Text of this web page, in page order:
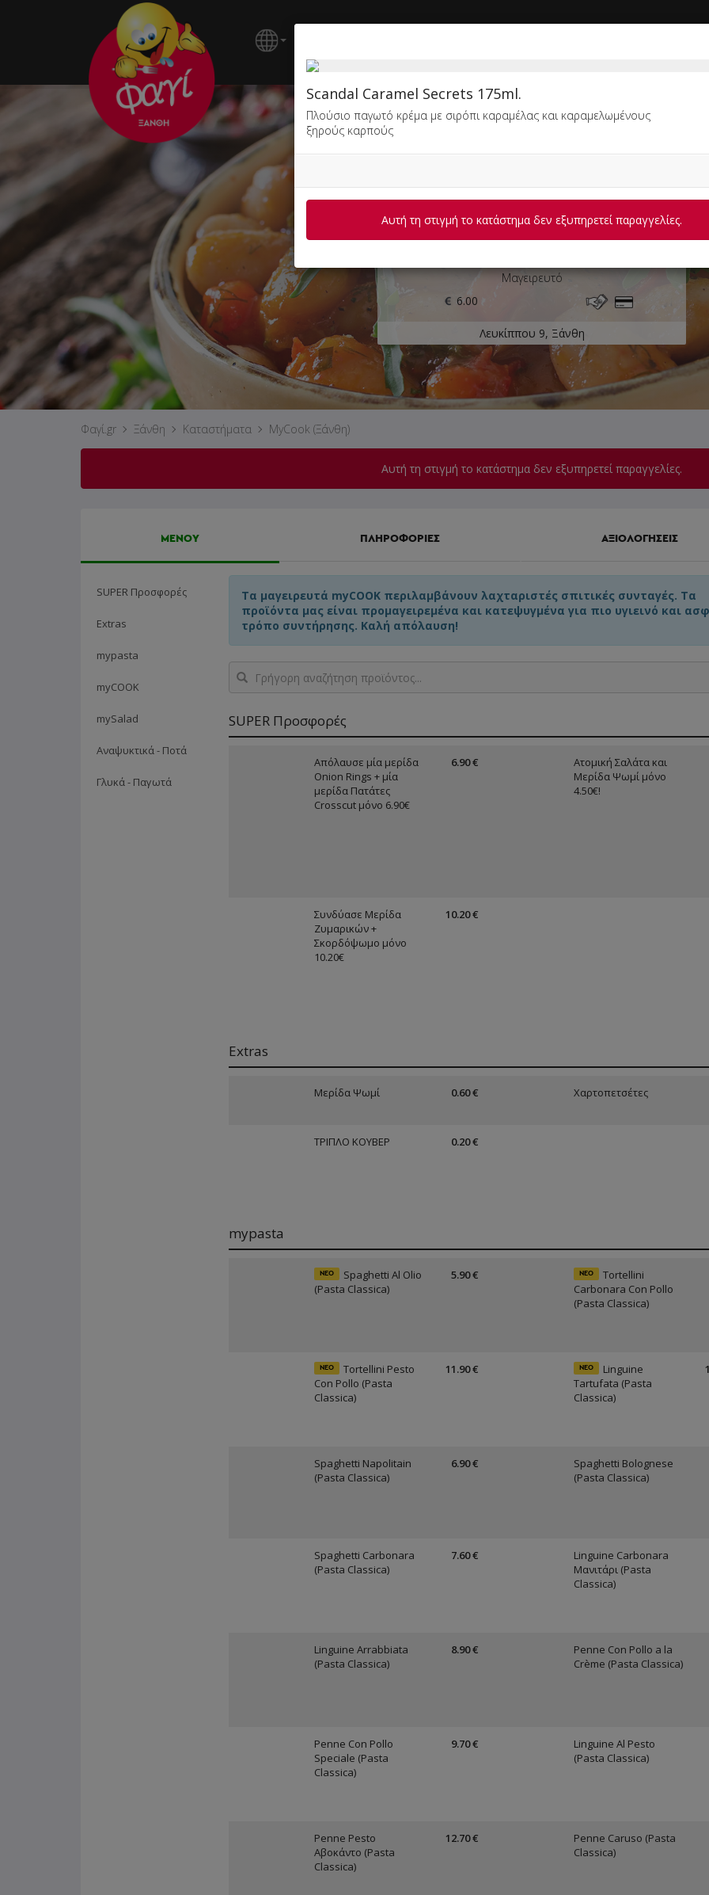
MYCOOK (ΞΑΝΘΗ)
Μαγειρευτό
6.00
Λευκίππου 9, Ξάνθη
Φαγί.gr Ξάνθη Καταστήματα MyCook (Ξάνθη)
Αυτή τη στιγμή το κατάστημα δεν εξυπηρετεί παραγγελίες.
ΜΕΝΟΥ ΠΛΗΡΟΦΟΡΙΕΣ ΑΞΙΟΛΟΓΗΣΕΙΣ
SUPER Προσφορές
Extras
mypasta
myCOOK
mySalad
Αναψυκτικά - Ποτά
Γλυκά - Παγωτά
Τα μαγειρευτά myCOOK περιλαμβάνουν λαχταριστές σπιτικές συνταγές. Τα
προϊόντα μας είναι προμαγειρεμένα και κατεψυγμένα για πιο υγιεινό και
τρόπο συντήρησης. Καλή απόλαυση!
Γρήγορη
αναζήτηση
προϊόντος...
SUPER Προσφορές
Απόλαυσε μία μερίδα
Onion Rings + μία
μερίδα Πατάτες
Crosscut μόνο 6.90€
6.90 €
Ατομική Σαλάτα και
Μερίδα Ψωμί μόνο
4.50€!
Συνδύασε Μερίδα
Ζυμαρικών +
Σκορδόψωμo μόνο
10.20€
10.20 €
Extras
Μερίδα Ψωμί 0.60 € Χαρτοπετσέτες
ΤΡΙΠΛΟ ΚΟΥΒΕΡ 0.20 €
mypasta
ΝΕΟ
Spaghetti Al Olio
(Pasta Classica)
5.90 € ΝΕΟ
Tortellini
Carbonara Con Pollo
(Pasta Classica)
ΝΕΟ
Tortellini Pesto
Con Pollo (Pasta
Classica)
11.90 € ΝΕΟ
Linguine
Tartufata (Pasta
Classica)
Spaghetti Napolitain
(Pasta Classica)
6.90 €
Spaghetti Bolognese
(Pasta Classica)
Spaghetti Carbonara
(Pasta Classica)
7.60 €
Linguine Carbonara
Μανιτάρι (Pasta
Classica)
Linguine Arrabbiata
(Pasta Classica)
8.90 €
Penne Con Pollo a la
Crème (Pasta Classica)
Penne Con Pollo
Speciale (Pasta
Classica)
9.70 €
Linguine Al Pesto
(Pasta Classica)
Penne Pesto
Αβοκάντο (Pasta
Classica)
12.70 €
Penne Caruso (Pasta
Classica)
Scandal Caramel Secrets 175ml.
Πλούσιο παγωτό κρέμα με σιρόπι καραμέλας και καραμελωμένους
ξηρούς καρπούς
Αυτή τη στιγμή το κατάστημα δεν εξυπηρετεί παραγγελίες.